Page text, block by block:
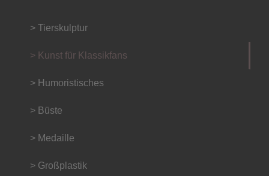
> Tierskulptur
> Kunst für Klassikfans
> Humoristisches
> Büste
> Medaille
> Großplastik